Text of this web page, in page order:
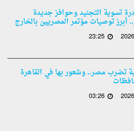
تسوية التجنيد وحوافز جديدة
أبرز توصيات مؤتمر المصريين بالخارج
23:25
تضرب مصر.. وشعور بها في القاهرة
03:26